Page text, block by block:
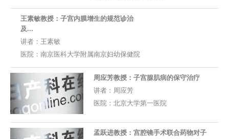
王素敏教授：子宫内膜增生的规范诊治
及...
讲者： 王素敏
医院： 南京医科大学附属南京妇幼保健院
周应芳教授：子宫腺肌病的保守治疗
讲者： 周应芳
医院： 北京大学第一医院
孟跃进教授：宫腔镜手术联合药物对子